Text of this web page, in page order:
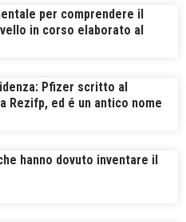
per comprendere il
in corso elaborato al
Pfizer scritto al
Rezifp, ed é un antico nome
indica Resheph, il dio della
hanno dovuto inventare il